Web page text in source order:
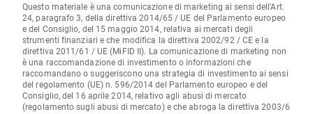
Questo materiale è una comunicazione di marketing ai sensi dell'Art.
24, paragrafo 3, della direttiva 2014/65 / UE del Parlamento europeo
e del Consiglio, del 15 maggio 2014, relativa ai mercati degli
strumenti finanziari e che modifica la direttiva 2002/92 / CE e la
direttiva 2011/61 / UE (MiFID II). La comunicazione di marketing non
è una raccomandazione di investimento o informazioni che
raccomandano o suggeriscono una strategia di investimento ai sensi
del regolamento (UE) n. 596/2014 del Parlamento europeo e del
Consiglio, del 16 aprile 2014, relativo agli abusi di mercato
(regolamento sugli abusi di mercato) e che abroga la direttiva 2003/6